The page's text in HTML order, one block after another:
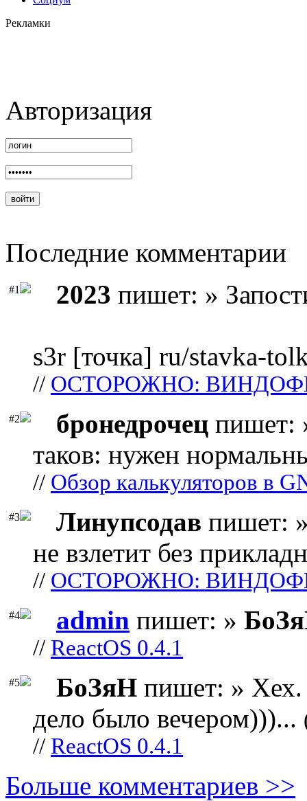
Рекламки
Авторизация
Последние комментарии
#1 2023 пишет: »
s3r [точка] ru/stavka-
// ОСТОРОЖНО:
#2 бронедрочец пишет:
таков: нужен
// Обзор калькуляторов в
#3 Линупсодав пишет:
не взлетит без
// ОСТОРОЖНО:
#4 admin пишет: »
// ReactOS 0.4.1
#5 БоЗяН пишет: » Хех.
дело было вечером)))...
// ReactOS 0.4.1
Больше комментариев >>